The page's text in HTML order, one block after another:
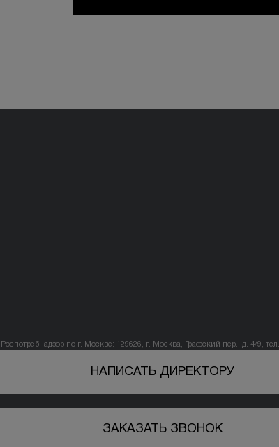
Роспотребнадзор по г. Москве: 129626, г. Москва, Графский пер., д. 4/9,
НАПИСАТЬ ДИРЕКТОРУ
ЗАКАЗАТЬ ЗВОНОК